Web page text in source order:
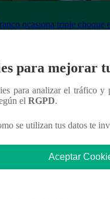
ocasiona triple choque
para mejorar
para analizar el tráfico y
el RGPD.
se utilizan tus datos te
Aceptar